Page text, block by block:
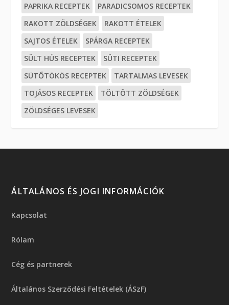
PAPRIKA RECEPTEK
PARADICSOMOS RECEPTEK
RAKOTT ZÖLDSÉGEK
RAKOTT ÉTELEK
SAJTOS ÉTELEK
SPÁRGA RECEPTEK
SÜLT HÚS RECEPTEK
SÜTI RECEPTEK
SÜTŐTÖKÖS RECEPTEK
TARTALMAS LEVESEK
TOJÁSOS RECEPTEK
TÖLTÖTT ZÖLDSÉGEK
ZÖLDSÉGES LEVESEK
ÁLTALÁNOS ÉS JOGI INFORMÁCIÓK
Kapcsolat
Rólam
Cég és partnerek
Általános Szerződési Feltételek (ÁSzF)